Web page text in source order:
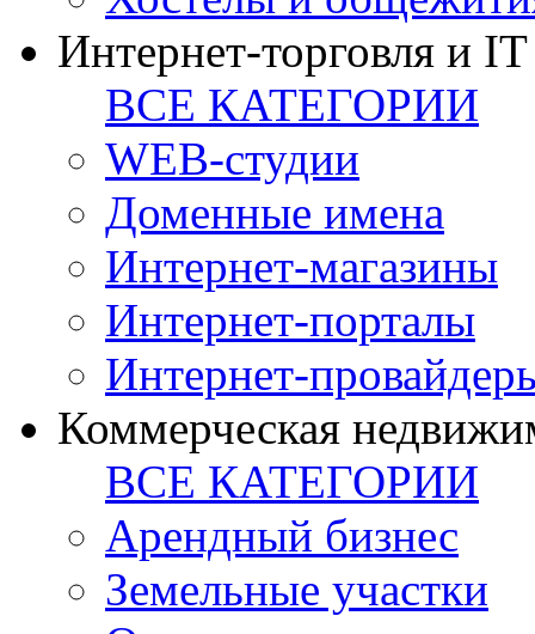
Интернет-торговля и IT
ВСЕ КАТЕГОРИИ
WEB-студии
Доменные имена
Интернет-магазины
Интернет-порталы
Интернет-
Коммерческая
ВСЕ КАТЕГОРИИ
Арендный бизнес
Земельные участки